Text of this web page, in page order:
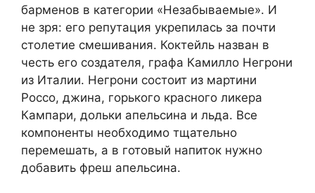
барменов в категории «Незабываемые». И
не зря: его репутация укрепилась за почти
столетие смешивания. Коктейль назван в
честь его создателя, графа Камилло Негрони
из Италии. Негрони состоит из мартини
Россо, джина, горького красного ликера
Кампари, дольки апельсина и льда. Все
компоненты необходимо тщательно
перемешать, а в готовый напиток нужно
добавить фреш апельсина.